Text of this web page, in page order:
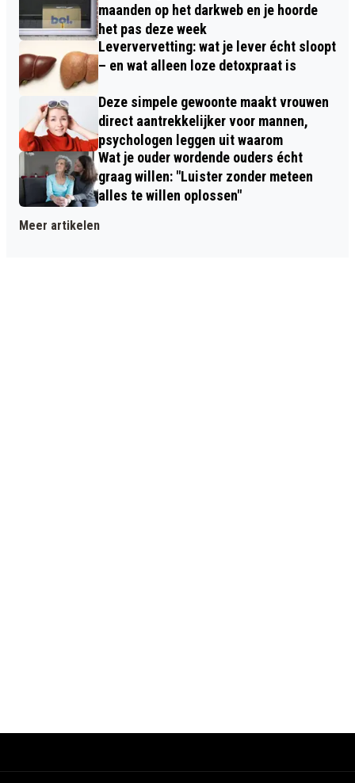
maanden op het darkweb en je hoorde
het pas deze week
Leververvetting: wat je lever écht sloopt
– en wat alleen loze detoxpraat is
Deze simpele gewoonte maakt vrouwen
direct aantrekkelijker voor mannen,
psychologen leggen uit waarom
Wat je ouder wordende ouders écht
graag willen: "Luister zonder meteen
alles te willen oplossen"
Meer artikelen